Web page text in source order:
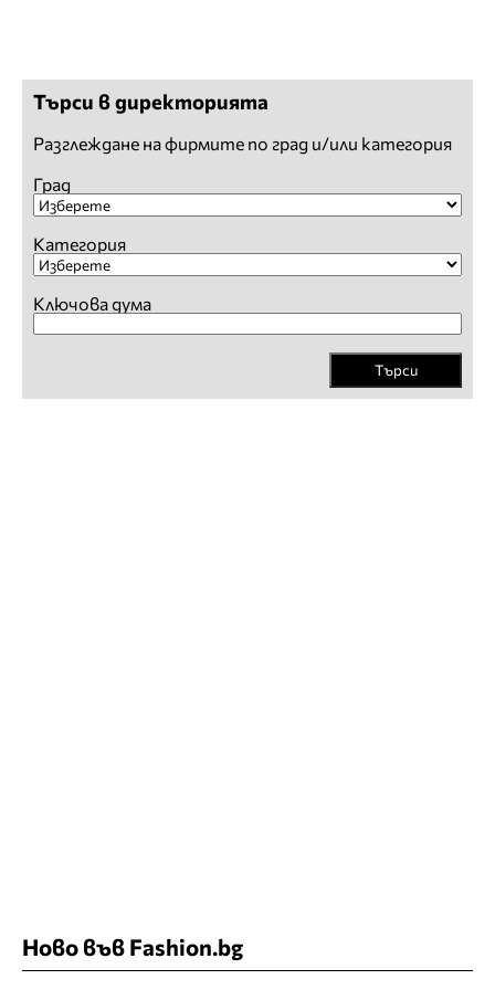
Търси в директорията
Разглеждане на фирмите по град и/или категория
Град
Категория
Ключова дума
Търси
Ново във Fashion.bg